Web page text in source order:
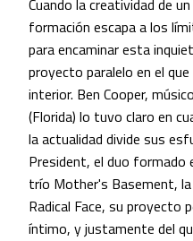
Cuando la creatividad de
formación escapa a los
para encaminar esta
proyecto paralelo en el
interior. Ben Cooper,
(Florida) lo tuvo claro en
la actualidad divide sus
President, el duo formado
trío Mother's Basement,
Radical Face, su proyecto
íntimo, y justamente del